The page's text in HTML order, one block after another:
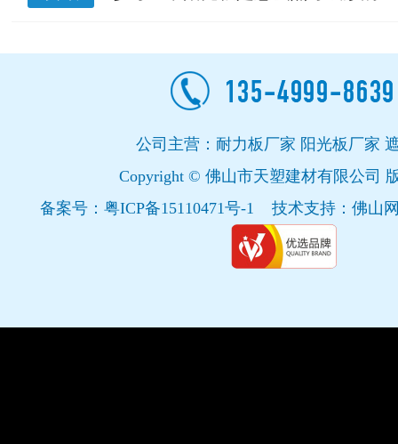
公司主营：耐力板厂家 阳光板厂家
Copyright © 佛山市天塑建材有限公司
备案号：粤ICP备15110471号-1 技术支持：佛山